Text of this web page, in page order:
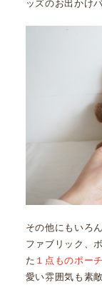
ッズのお出かけ
その他にもいろ
ファブリック、
た １点ものポーチ
愛い雰囲気も素